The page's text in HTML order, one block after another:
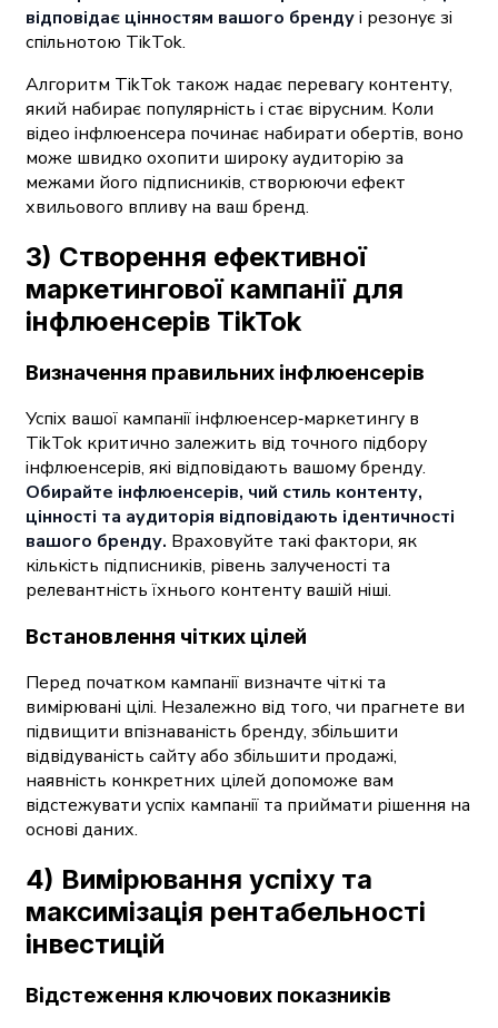
відповідає цінностям вашого брендуі резонує зі
спільнотою TikTok.
Алгоритм TikTok також надає перевагу контенту,
який набирає популярність і стає вірусним. Коли
відео інфлюенсера починає набирати обертів, воно
може швидко охопити широку аудиторію за
межами його підписників, створюючи ефект
хвильового впливу на ваш бренд.
3) Створення ефективної
маркетингової кампанії для
інфлюенсерів TikTok
Визначення правильних інфлюенсерів
Успіх вашої кампанії інфлюенсер‑маркетингу в
TikTok критично залежить від точного підбору
інфлюенсерів, які відповідають вашому бренду.
Обирайте інфлюенсерів, чий стиль контенту,
цінності та аудиторія відповідають ідентичності
вашого бренду. Враховуйте такі фактори, як
кількість підписників, рівень залученості та
релевантність їхнього контенту вашій ніші.
Встановлення чітких цілей
Перед початком кампанії визначте чіткі та
вимірювані цілі. Незалежно від того, чи прагнете ви
підвищити впізнаваність бренду, збільшити
відвідуваність сайту або збільшити продажі,
наявність конкретних цілей допоможе вам
відстежувати успіх кампанії та приймати рішення на
основі даних.
4) Вимірювання успіху та
максимізація рентабельності
інвестицій
Відстеження ключових показників